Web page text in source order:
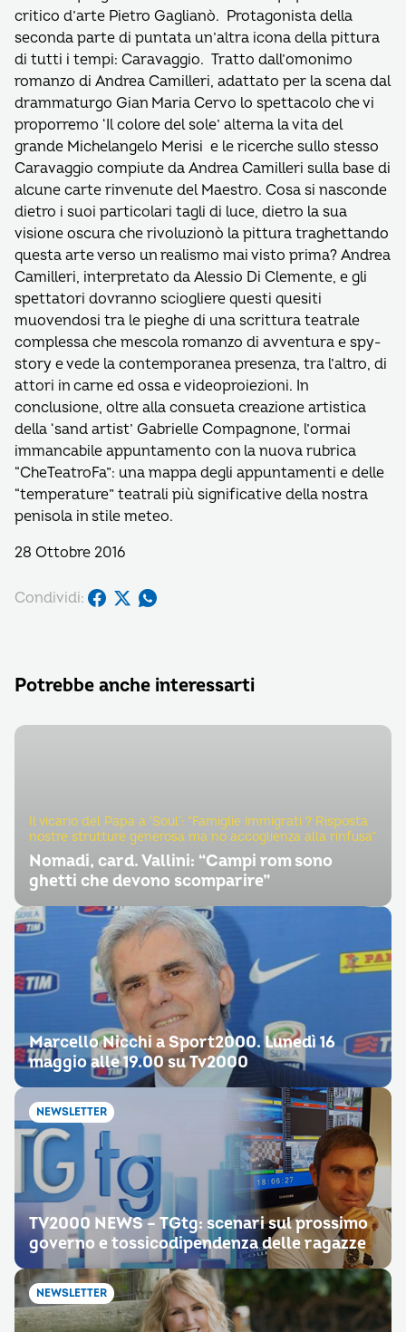
critico d’arte Pietro Gaglianò. Protagonista della
seconda parte di puntata un’altra icona della pittura
di tutti i tempi: Caravaggio. Tratto dall’omonimo
romanzo di Andrea Camilleri, adattato per la scena dal
drammaturgo Gian Maria Cervo lo spettacolo che vi
proporremo ‘Il colore del sole’ alterna la vita del
grande Michelangelo Merisi e le ricerche sullo stesso
Caravaggio compiute da Andrea Camilleri sulla base di
alcune carte rinvenute del Maestro. Cosa si nasconde
dietro i suoi particolari tagli di luce, dietro la sua
visione oscura che rivoluzionò la pittura traghettando
questa arte verso un realismo mai visto prima? Andrea
Camilleri, interpretato da Alessio Di Clemente, e gli
spettatori dovranno sciogliere questi quesiti
muovendosi tra le pieghe di una scrittura teatrale
complessa che mescola romanzo di avventura e spy-
story e vede la contemporanea presenza, tra l’altro, di
attori in carne ed ossa e videoproiezioni. In
conclusione, oltre alla consueta creazione artistica
della ‘sand artist’ Gabrielle Compagnone, l’ormai
immancabile appuntamento con la nuova rubrica
“CheTeatroFa”: una mappa degli appuntamenti e delle
“temperature” teatrali più significative della nostra
penisola in stile meteo.
28 Ottobre 2016
Condividi:
Potrebbe anche interessarti
Il vicario del Papa a ‘Soul’: “Famiglie immigrati ? Risposta
nostre strutture generosa ma no accoglienza alla rinfusa”
Nomadi, card. Vallini: “Campi rom sono
ghetti che devono scomparire”
Marcello Nicchi a Sport2000. Lunedì 16
maggio alle 19.00 su Tv2000
NEWSLETTER
TV2000 NEWS – TGtg: scenari sul prossimo
governo e tossicodipendenza delle ragazze
NEWSLETTER